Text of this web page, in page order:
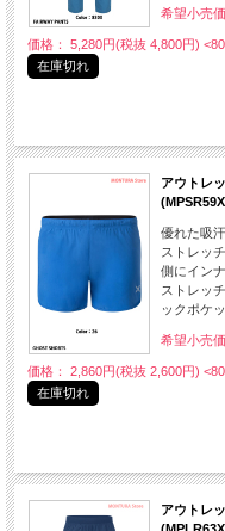
希望小売価
価格： 5,280円(税抜 4,800円)
在庫切れ
アウトレ
優れた吸
ストレッ
側にイン
ストレッ
ックポケ
希望小売価
価格： 2,860円(税抜 2,600円)
在庫切れ
アウトレ